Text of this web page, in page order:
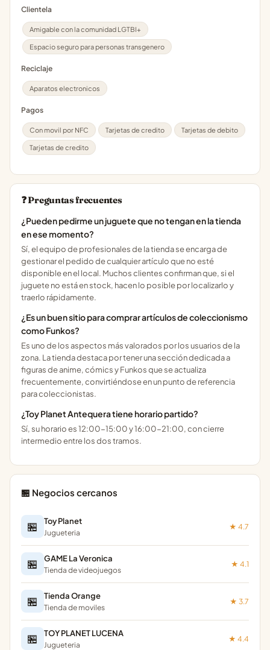
Clientela
Amigable con la comunidad LGTBI+
Espacio seguro para personas transgenero
Reciclaje
Aparatos electronicos
Pagos
Con movil por NFC Tarjetas de credito Tarjetas de debito
Tarjetas de credito
❓ Preguntas frecuentes
¿Pueden pedirme un juguete que no tengan en la tienda
en ese momento?
Sí, el equipo de profesionales de la tienda se encarga de
gestionar el pedido de cualquier artículo que no esté
disponible en el local. Muchos clientes confirman que, si el
juguete no está en stock, hacen lo posible por localizarlo y
traerlo rápidamente.
¿Es un buen sitio para comprar artículos de coleccionismo
como Funkos?
Es uno de los aspectos más valorados por los usuarios de la
zona. La tienda destaca por tener una sección dedicada a
figuras de anime, cómics y Funkos que se actualiza
frecuentemente, convirtiéndose en un punto de referencia
para coleccionistas.
¿Toy Planet Antequera tiene horario partido?
Sí, su horario es 12:00-15:00 y 16:00-21:00, con cierre
intermedio entre los dos tramos.
🏪 Negocios cercanos
🏪 Toy Planet
Jugueteria
★ 4.7
🏪 GAME La Veronica
Tienda de videojuegos
★ 4.1
🏪 Tienda Orange
Tienda de moviles
★ 3.7
🏪 TOY PLANET LUCENA
Jugueteria
★ 4.4